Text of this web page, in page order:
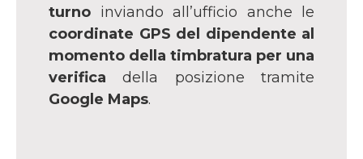
turno inviando all’ufficio anche le
coordinate GPS del dipendente al
momento della timbratura per una
verificadella posizione tramite
Google Maps.